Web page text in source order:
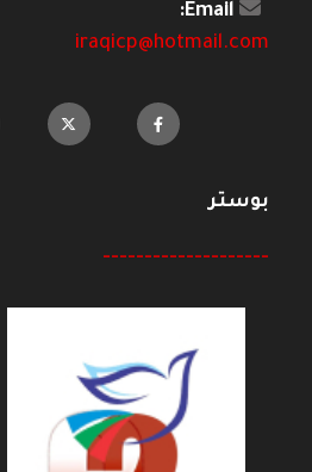
Email:
iraqicp@hotmail.com
بوستر
--------------------